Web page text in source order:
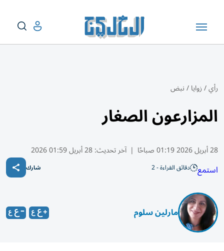
رأي/زوايا/نبض
المزارعون الصغار
28 أبريل 2026 01:19 صباحًا | آخر تحديث:28 أبريل 01:59 2026
استمع دقائق القراءة - 2 شارك
مارلين سلوم